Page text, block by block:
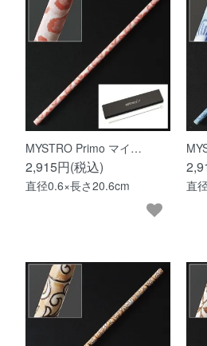
MYSTRO Primo マイ…
2,915円(税込)
直径0.6×長さ20.6cm 直